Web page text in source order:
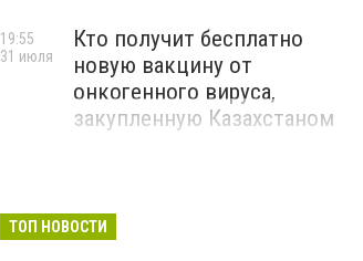
Кто получит бесплатно
новую вакцину от
онкогенного вируса,
закупленную Казахстаном
19:55
31 июля
ТОП НОВОСТИ